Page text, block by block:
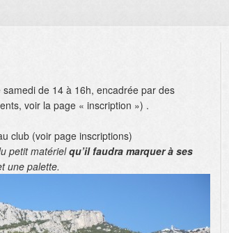
de 14 à 16h, encadrée par des
voir la page « inscription ») .
club (voir page inscriptions)
petit matérielqu’il faudra marquer à ses
une palette.